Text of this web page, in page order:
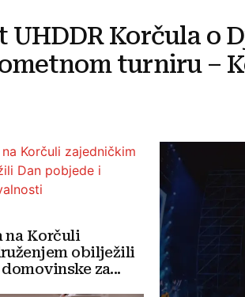
UHDDR Korčula o
turniru –
na Korčuli
obilježili
za...